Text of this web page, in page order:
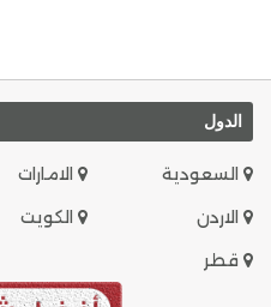
الدول
السعودية الامارات
الاردن
الكويت
قطر